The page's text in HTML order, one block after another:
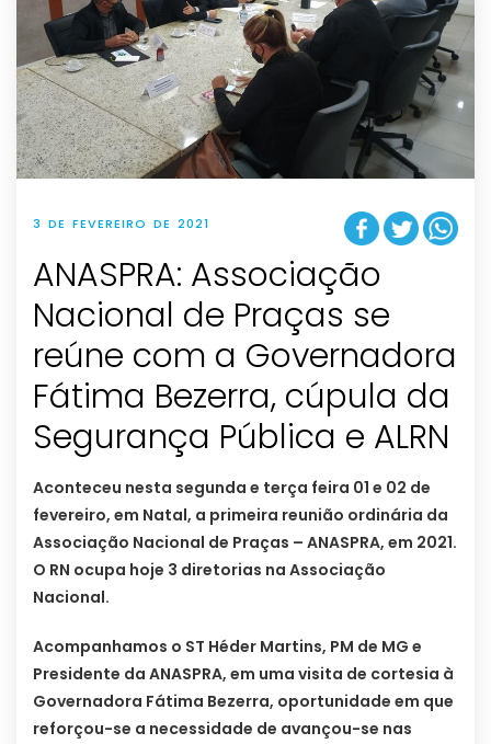
3 DE FEVEREIRO DE 2021
ANASPRA: Associação
Nacional de Praças se
reúne com a Governadora
Fátima Bezerra, cúpula da
Segurança Pública e ALRN
Aconteceu nesta segunda e terça feira 01 e 02 de
fevereiro, em Natal, a primeira reunião ordinária da
Associação Nacional de Praças – ANASPRA, em 2021.
O RN ocupa hoje 3 diretorias na Associação
Nacional.
Acompanhamos o ST Héder Martins, PM de MG e
Presidente da ANASPRA, em uma visita de cortesia à
Governadora Fátima Bezerra, oportunidade em que
reforçou-se a necessidade de avançou-se nas